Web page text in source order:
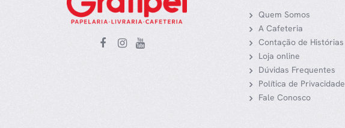
Quem Somos
A Cafeteria
Contação de Histórias
Loja online
Dúvidas Frequentes
Política de Privacidade
Fale Conosco